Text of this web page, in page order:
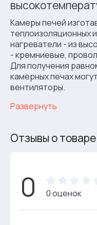
Камеры печей
теплоизоляционных
нагреватели - из
- кремниевые,
Для получения
камерных печах
вентиляторы.
Развернуть
Отзывы о товаре
0 0 оценок